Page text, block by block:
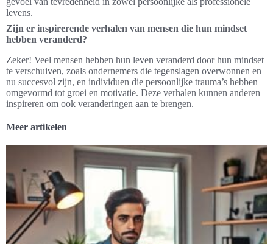
levens.
Zijn er inspirerende verhalen van mensen die hun mindset
hebben veranderd?
Zeker! Veel mensen hebben hun leven veranderd door hun mindset
te verschuiven, zoals ondernemers die tegenslagen overwonnen en
nu succesvol zijn, en individuen die persoonlijke trauma’s hebben
omgevormd tot groei en motivatie. Deze verhalen kunnen anderen
inspireren om ook veranderingen aan te brengen.
Meer artikelen